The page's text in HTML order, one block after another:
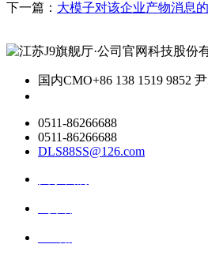
下一篇： 大模子对该企业产物消息
国内CMO+86 138 1519 9852
0511-86266688
0511-86266688
DLS88SS@126.com